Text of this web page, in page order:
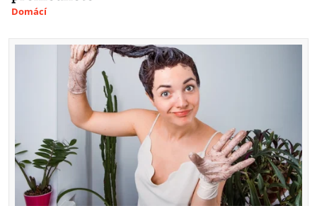
Domácí